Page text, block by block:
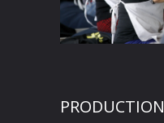
PRODUCTION